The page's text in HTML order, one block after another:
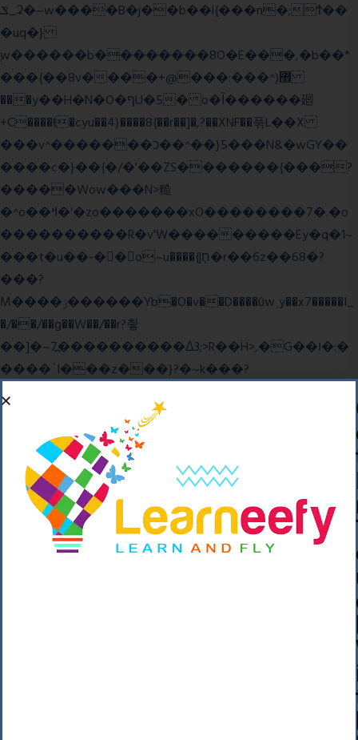
ݏ_ʡ�~w����B�j��b��l{���n�;Ϯ��
�uq�}
ֲw������b��������8O�E���,�b��*
���{��8v����+@���:���^)޾
���y��H�N�O�ףU�5� o�Ȉ������廻
+C����ŧ�cyu��4}����8{��r��]�,?��XNF��푺L��X
���v^�������כ��^��}5���N&�wGY��
����c�}��{�/�'��ZS�������{���?
�����Wow���N>糙
�^o��ߞ�'�zo�������xO��������7�.�o
����������R�v'W���������Ey�q�1~
���t�u��-�� o~u����{|ח֧�r��6z��68�?
���?
M����ݫ������Yb�O�v��D����ûw˯y��x7�����I_
�/��/��g��W��/��r?쵷
��]�~7߽����������Δ3;>R��H>,�G��ו�:�
���� `I���z���}?�~k���?
��o��C���ǡ���,����*�3��#eۧ_>\��z
�K{DQg�Ϯ��]u��3o�V~�/��@��??
����Y�]�s�n���s
����p��|
��^��������$��ٽ�P���~��4���Snn^
$ ����Ogy/|>ڿ|�I��'A�n��1�$�}
=c"'��K���X�:��?j�ԫ��-